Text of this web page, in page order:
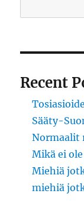
Recent
Sääty-
Normaalit
Mikä ei
Miehiä
miehiä